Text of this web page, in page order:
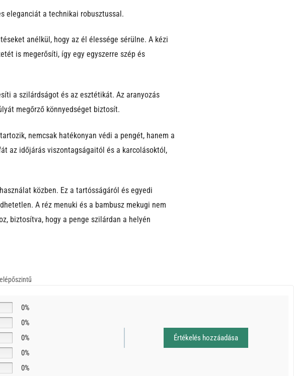
eleganciát a technikai robusztussal.
anélkül, hogy az él élessége sérülne. A kézi
is megerősíti, így egy egyszerre szép és
a szilárdságot és az esztétikát. Az aranyozás
megőrző könnyedséget biztosít.
nemcsak hatékonyan védi a pengét, hanem a
az időjárás viszontagságaitól és a karcolásoktól,
közben. Ez a tartósságáról és egyedi
A réz menuki és a bambusz mekugi nem
biztosítva, hogy a penge szilárdan a helyén
0%
0%
0%
0%
0%
Értékelés hozzáadása